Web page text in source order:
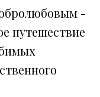
-
путешествие